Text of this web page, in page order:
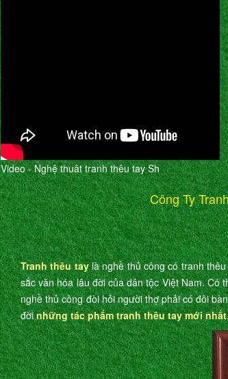
Video - Nghệ thuât tranh thêu tay Sh
Công Ty
Tranh thêu taylà nghề thủ công có tranh
sắc văn hóa lâu đời của dân tộc Việt Nam. Có
nghề thủ công đòi hỏi người thợ phải có đôi
đờinhững tác phẩm tranh thêu tay mới nhất